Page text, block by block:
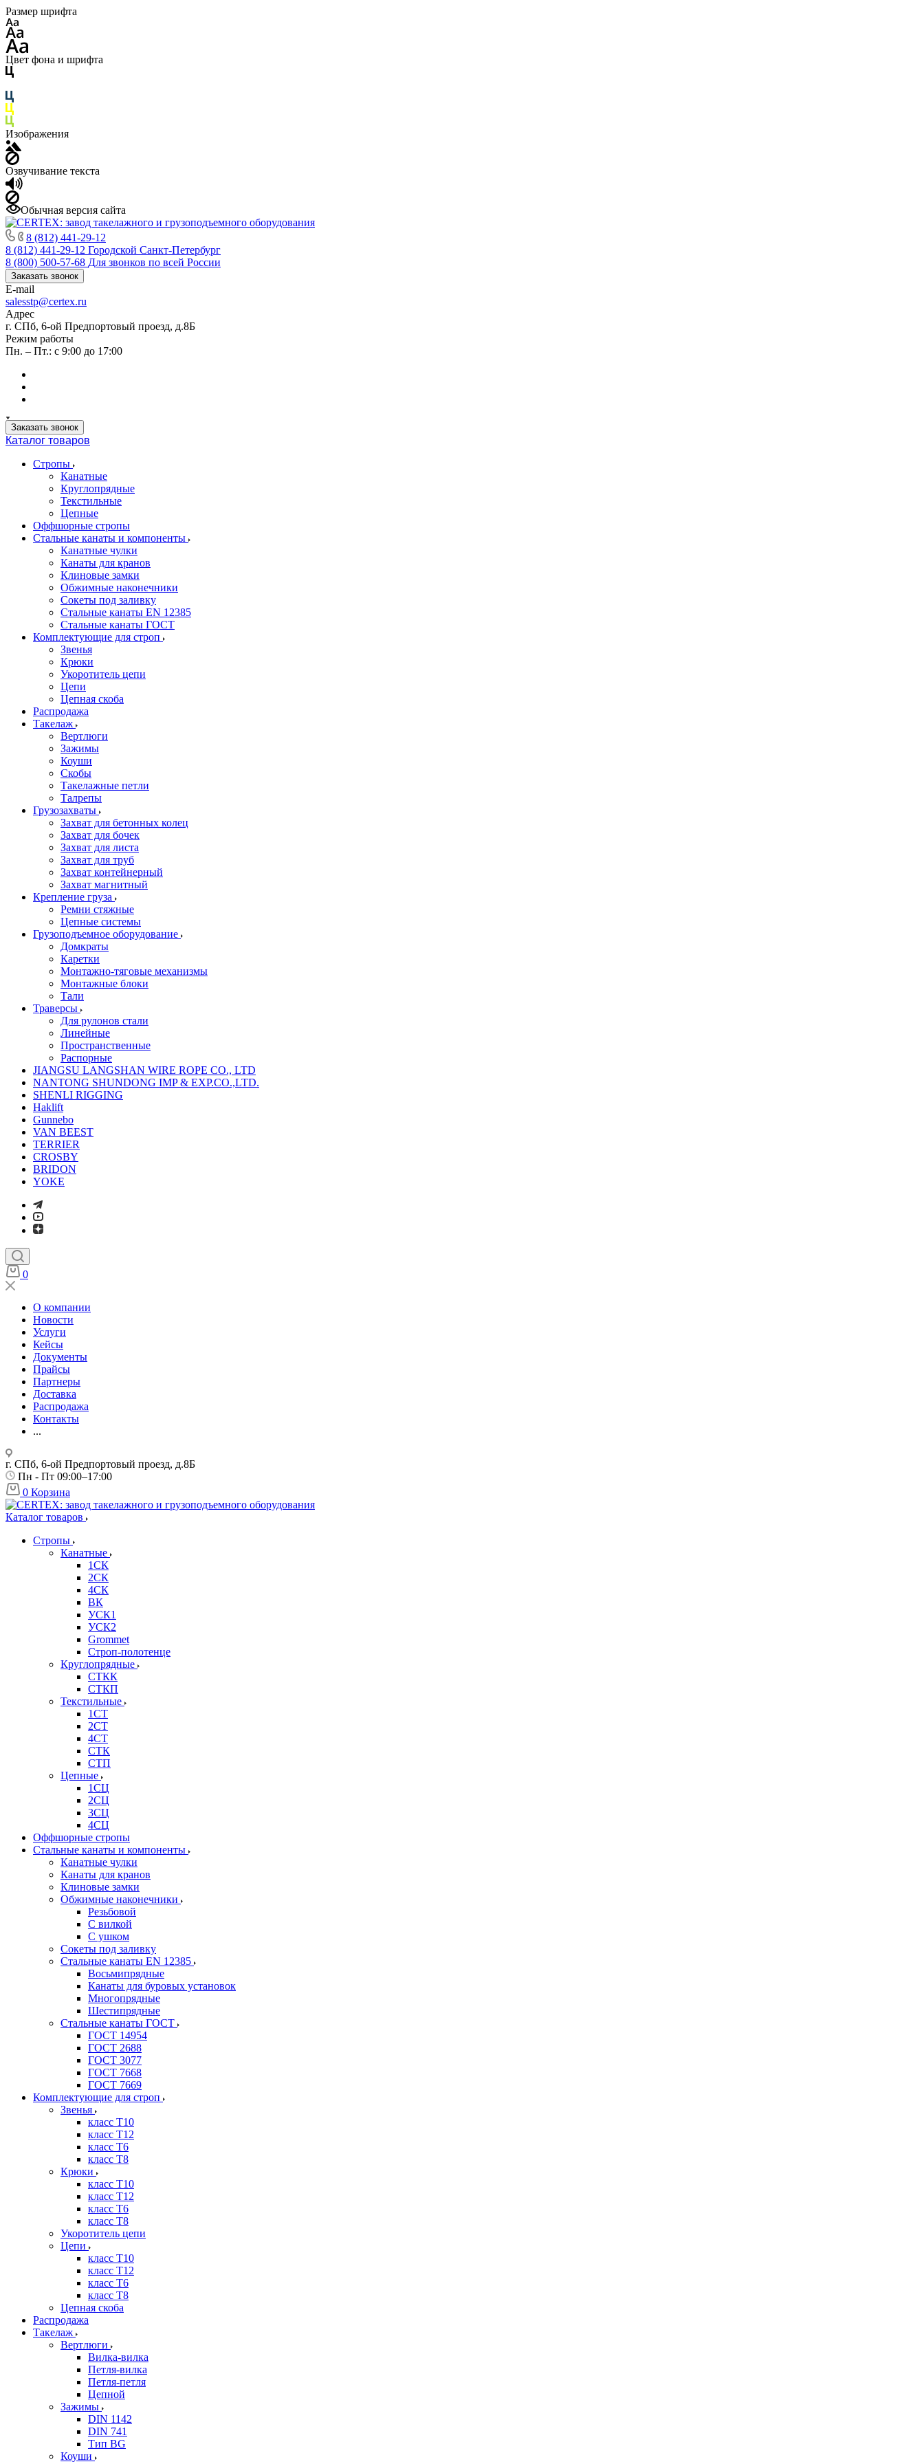
Размер шрифта
Цвет фона и шрифта
Изображения
Озвучивание текста
Обычная версия сайта
8 (812) 441-29-12
8 (812) 441-29-12 Городской Санкт-Петербург
8 (800) 500-57-68 Для звонков по всей России
Заказать звонок
E-mail
salesstp@certex.ru
Адрес
г. СПб, 6-ой Предпортовый проезд, д.8Б
Режим работы
Пн. – Пт.: с 9:00 до 17:00
Заказать звонок
Каталог товаров
Стропы
Канатные
Круглопрядные
Текстильные
Цепные
Оффшорные стропы
Стальные канаты и компоненты
Канатные чулки
Канаты для кранов
Клиновые замки
Обжимные наконечники
Сокеты под заливку
Стальные канаты EN 12385
Стальные канаты ГОСТ
Комплектующие для строп
Звенья
Крюки
Укоротитель цепи
Цепи
Цепная скоба
Распродажа
Такелаж
Вертлюги
Зажимы
Коуши
Скобы
Такелажные петли
Талрепы
Грузозахваты
Захват для бетонных колец
Захват для бочек
Захват для листа
Захват для труб
Захват контейнерный
Захват магнитный
Крепление груза
Ремни стяжные
Цепные системы
Грузоподъемное оборудование
Домкраты
Каретки
Монтажно-тяговые механизмы
Монтажные блоки
Тали
Траверсы
Для рулонов стали
Линейные
Пространственные
Распорные
JIANGSU LANGSHAN WIRE ROPE CO., LTD
NANTONG SHUNDONG IMP & EXP.CO.,LTD.
SHENLI RIGGING
Haklift
Gunnebo
VAN BEEST
TERRIER
CROSBY
BRIDON
YOKE
0
О компании
Новости
Услуги
Кейсы
Документы
Прайсы
Партнеры
Доставка
Распродажа
Контакты
...
г. СПб, 6-ой Предпортовый проезд, д.8Б
Пн - Пт 09:00–17:00
0 Корзина
Каталог товаров
Стропы
Канатные
1СК
2СК
4СК
ВК
УСК1
УСК2
Grommet
Строп-полотенце
Круглопрядные
СТКК
СТКП
Текстильные
1СТ
2СТ
4СТ
СТК
СТП
Цепные
1СЦ
2СЦ
3СЦ
4СЦ
Оффшорные стропы
Стальные канаты и компоненты
Канатные чулки
Канаты для кранов
Клиновые замки
Обжимные наконечники
Резьбовой
С вилкой
С ушком
Сокеты под заливку
Стальные канаты EN 12385
Восьмипрядные
Канаты для буровых установок
Многопрядные
Шестипрядные
Стальные канаты ГОСТ
ГОСТ 14954
ГОСТ 2688
ГОСТ 3077
ГОСТ 7668
ГОСТ 7669
Комплектующие для строп
Звенья
класс Т10
класс Т12
класс Т6
класс Т8
Крюки
класс Т10
класс Т12
класс Т6
класс Т8
Укоротитель цепи
Цепи
класс Т10
класс Т12
класс Т6
класс Т8
Цепная скоба
Распродажа
Такелаж
Вертлюги
Вилка-вилка
Петля-вилка
Петля-петля
Цепной
Зажимы
DIN 1142
DIN 741
Тип BG
Коуши